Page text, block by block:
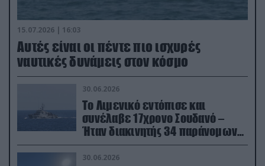
15.07.2026 | 16:03
Aυτές είναι οι πέντε πιο ισχυρές
ναυτικές δυνάμεις στον κόσμο
30.06.2026
Το Λιμενικό εντόπισε και
συνέλαβε 17χρονο Σουδανό –
Ήταν διακινητής 34 παράνομων
μεταναστών
30.06.2026